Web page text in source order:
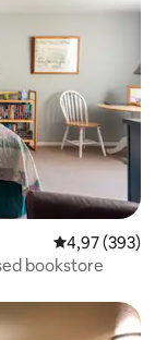
Średnia
4,97 (393)
bookstore